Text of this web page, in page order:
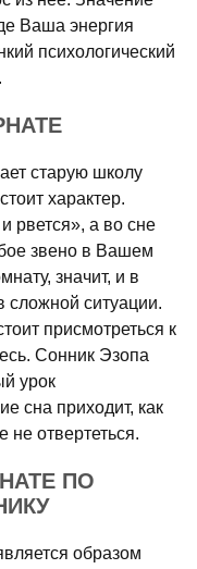
Ваша энергия
психологический
старую школу
характер.
рвется», а во сне
звено в Вашем
значит, и в
сложной ситуации.
присмотреться к
Сонник Эзопа
урок
сна приходит, как
не отвертеться.
ПО
образом